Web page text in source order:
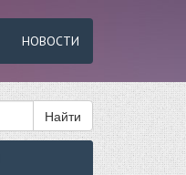
НОВОСТИ
Найти